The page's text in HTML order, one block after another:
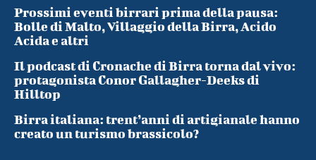
Prossimi eventi birrari prima della pausa:
Bolle di Malto, Villaggio della Birra, Acido
Acida e altri
Il podcast di Cronache di Birra torna dal vivo:
protagonista Conor Gallagher-Deeks di
Hilltop
Birra italiana: trent’anni di artigianale hanno
creato un turismo brassicolo?